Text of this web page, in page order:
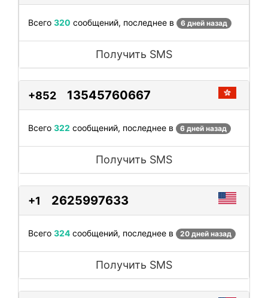
Всего 320 сообщений, последнее в 6 дней назад
Получить SMS
+852 13545760667
Всего 322 сообщений, последнее в 6 дней назад
Получить SMS
+1 2625997633
Всего 324 сообщений, последнее в 20 дней назад
Получить SMS